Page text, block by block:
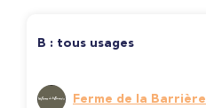
B : tous usages
Ferme de la Barrière